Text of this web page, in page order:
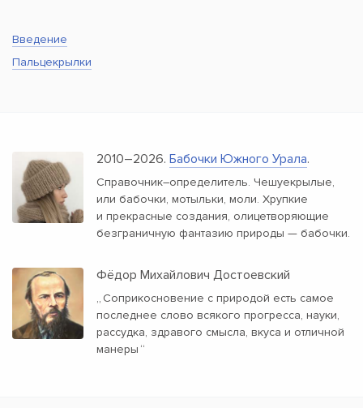
Введение
Пальцекрылки
2010–2026. Бабочки Южного Урала.
Справочник–определитель. Чешуекрылые,
или бабочки, мотыльки, моли. Хрупкие
и прекрасные создания, олицетворяющие
безграничную фантазию природы — бабочки.
Фёдор Михайлович Достоевский
„ Соприкосновение с природой есть самое
последнее слово всякого прогресса, науки,
рассудка, здравого смысла, вкуса и отличной
манеры “